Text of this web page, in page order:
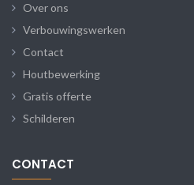
Over ons
Verbouwingswerken
Contact
Houtbewerking
Gratis offerte
Schilderen
CONTACT